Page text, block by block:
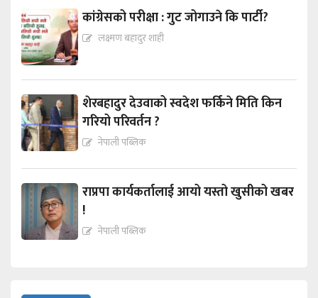
कांग्रेसको परीक्षा : गुट जोगाउने कि पार्टी?
लक्ष्मण बहादुर शाही
शेरबहादुर देउवाको स्वदेश फर्किने मिति किन
गरियो परिवर्तन ?
नेपाली पब्लिक
राप्रपा कार्यकर्तालाई आयो यस्तो खुसीको खबर
!
नेपाली पब्लिक